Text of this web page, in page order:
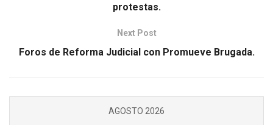
protestas.
Next Post
Foros de Reforma Judicial con Promueve Brugada.
AGOSTO 2026